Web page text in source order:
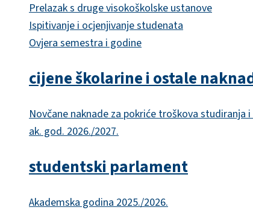
Prelazak s druge visokoškolske ustanove
Ispitivanje i ocjenjivanje studenata
Ovjera semestra i godine
cijene školarine i ostale
Novčane naknade za pokriće troškova studiranja
ak. god. 2026./2027.
studentski parlament
Akademska godina 2025./2026.